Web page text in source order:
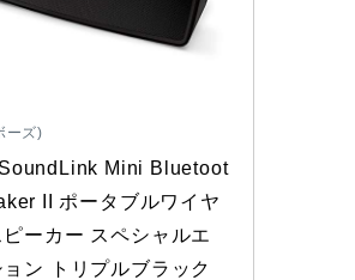
ーズ)
Mini Bluetoot
II ポータブルワイヤ
ピーカー スペシャルエ
ン トリプルブラック